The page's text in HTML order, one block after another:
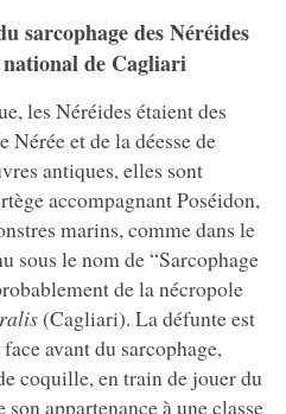
sarcophage des Néréides
de Cagliari
les Néréides étaient des
Nérée et de la déesse de
antiques, elles sont
accompagnant Poséidon,
marins, comme dans le
sous le nom de “Sarcophage
de la nécropole
(Cagliari). La défunte est
avant du sarcophage,
coquille, en train de jouer du
appartenance à une classe